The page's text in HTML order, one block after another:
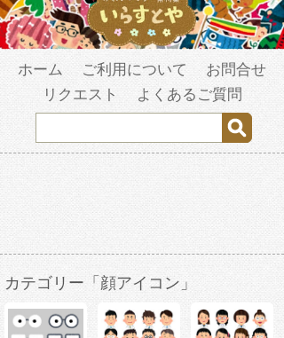
ホーム ご利用について
お問合せ
リクエスト
よくあるご質問
カテゴリー「顔アイコン」